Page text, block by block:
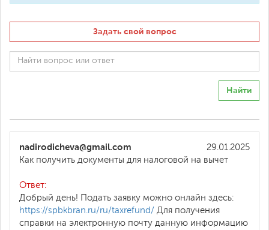
Задать свой вопрос
Найти
29.01.2025
nadirodicheva@gmail.com
Как получить документы для налоговой на вычет
Ответ:
Добрый день! Подать заявку можно онлайн здесь:
https://spbkbran.ru/ru/taxrefund/ Для получения
справки на электронную почту данную информацию